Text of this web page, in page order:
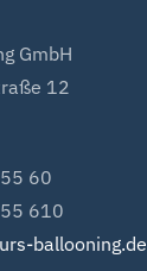
GmbH
12
60
610
ballooning.de